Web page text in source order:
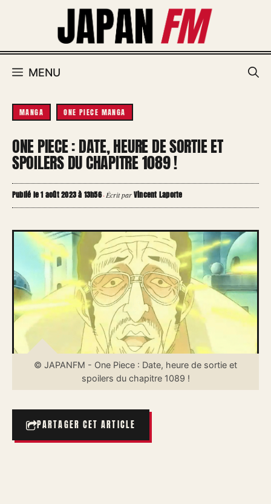
MENU
MANGA ONE PIECE MANGA
ONE PIECE : DATE, HEURE DE SORTIE ET
SPOILERS DU CHAPITRE 1089 !
Publié le 1 août 2023 à 13h56·Écrit parVincent Laporte
© JAPANFM - One Piece : Date, heure de sortie et
spoilers du chapitre 1089 !
PARTAGER CET ARTICLE